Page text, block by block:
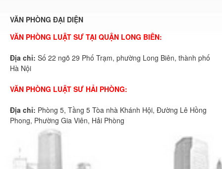
VĂN PHÒNG ĐẠI DIỆN
VĂN PHÒNG LUẬT SƯ TẠI QUẬN LONG BIÊN:
Địa chỉ: Số 22 ngõ 29 Phố Trạm, phường Long Biên, thành phố
Hà Nội
VĂN PHÒNG LUẬT SƯ HẢI PHÒNG:
Địa chỉ: Phòng 5, Tầng 5 Tòa nhà Khánh Hội, Đường Lê Hồng
Phong, Phường Gia Viên, Hải Phòng